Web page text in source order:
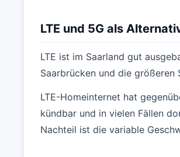
LTE und 5G als
LTE ist im Saarland gut
Saarbrücken und die größeren
LTE-Homeinternet hat
kündbar und in vielen Fällen
Nachteil ist die variable